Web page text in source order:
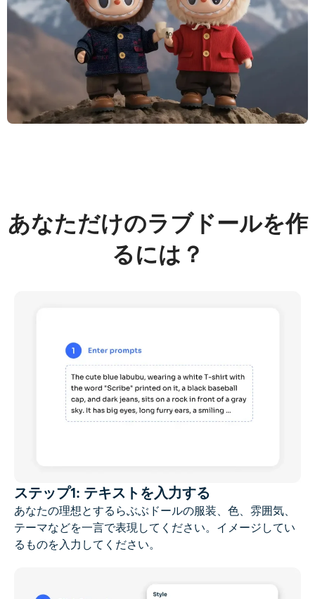
AIの背景
写真の復元
AIエクステンダー
AIリプレイサー
ポートレートツール
AIベイビー
AIフィルター
パスポート写真メーカー
ビデオツール
あなただけのラブドールを作
るには？
ステップ1: テキストを入力する
あなたの理想とするらぶぶドールの服装、色、雰囲気、
テーマなどを一言で表現してください。イメージしてい
るものを入力してください。